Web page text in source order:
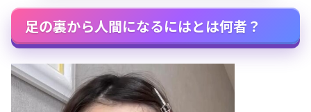
足の裏から人間になるにはとは何者？